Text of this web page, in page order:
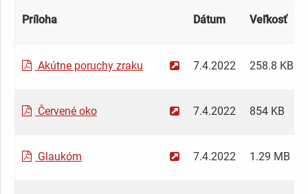
Príloha Dátum Veľkosť
Akútne poruchy zraku 7.4.2022 258.8 KB
Červené oko 7.4.2022 854 KB
Glaukóm 7.4.2022 1.29 MB